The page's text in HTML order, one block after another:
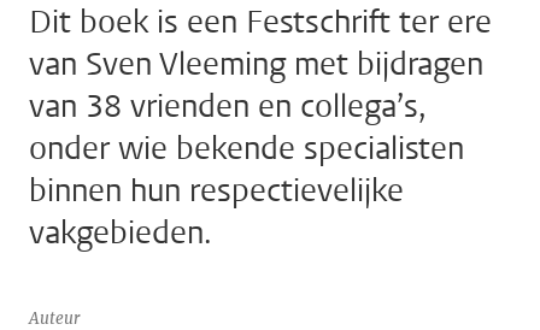
Dit boek is een Festschrift ter ere
van Sven Vleeming met bijdragen
van 38 vrienden en collega’s,
onder wie bekende specialisten
binnen hun respectievelijke
vakgebieden.
Auteur